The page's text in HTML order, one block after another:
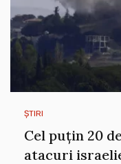
ȘTIRI
Cel puțin 20
atacuri